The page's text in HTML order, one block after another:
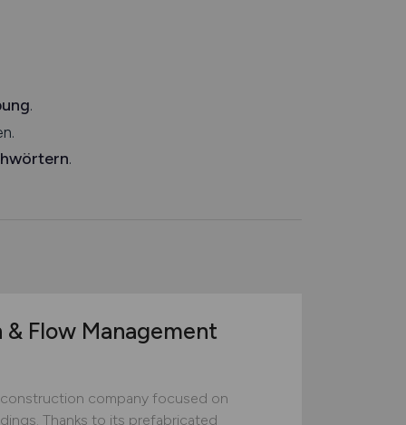
.
.
Flow Management
company focused on
Thanks to its prefabricated